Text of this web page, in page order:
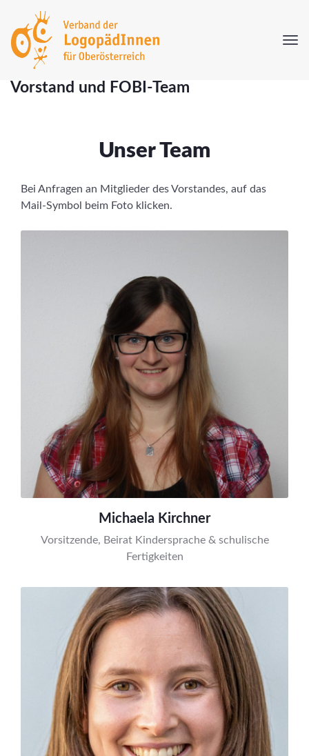
Vorstand und FOBI-Team
Unser Team
Bei Anfragen an Mitglieder des Vorstandes, auf das
Mail-Symbol beim Foto klicken.
Michaela Kirchner
Vorsitzende, Beirat Kindersprache & schulische
Fertigkeiten